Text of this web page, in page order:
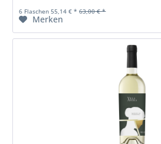
6 Flaschen 55,14 € * 63,00 € *
Merken